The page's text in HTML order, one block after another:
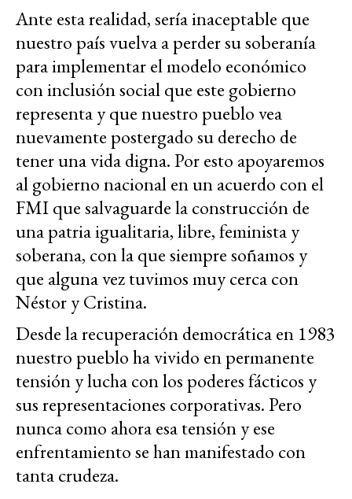
Ante esta realidad, sería inaceptable que
nuestro país vuelva a perder su soberanía
para implementar el modelo económico
con inclusión social que este gobierno
representa y que nuestro pueblo vea
nuevamente postergado su derecho de
tener una vida digna. Por esto apoyaremos
al gobierno nacional en un acuerdo con el
FMI que salvaguarde la construcción de
una patria igualitaria, libre, feminista y
soberana, con la que siempre soñamos y
que alguna vez tuvimos muy cerca con
Néstor y Cristina.
Desde la recuperación democrática en 1983
nuestro pueblo ha vivido en permanente
tensión y lucha con los poderes fácticos y
sus representaciones corporativas. Pero
nunca como ahora esa tensión y ese
enfrentamiento se han manifestado con
tanta crudeza.